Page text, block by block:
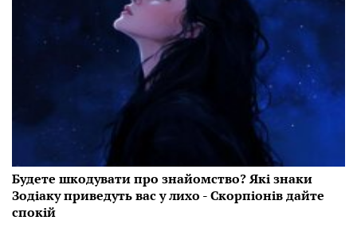
Будете шкодувати про знайомство? Які знаки
Зодіаку приведуть вас у лихо - Скорпіонів дайте
спокій